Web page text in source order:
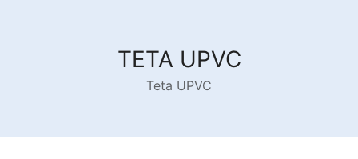
TETA UPVC
Teta UPVC